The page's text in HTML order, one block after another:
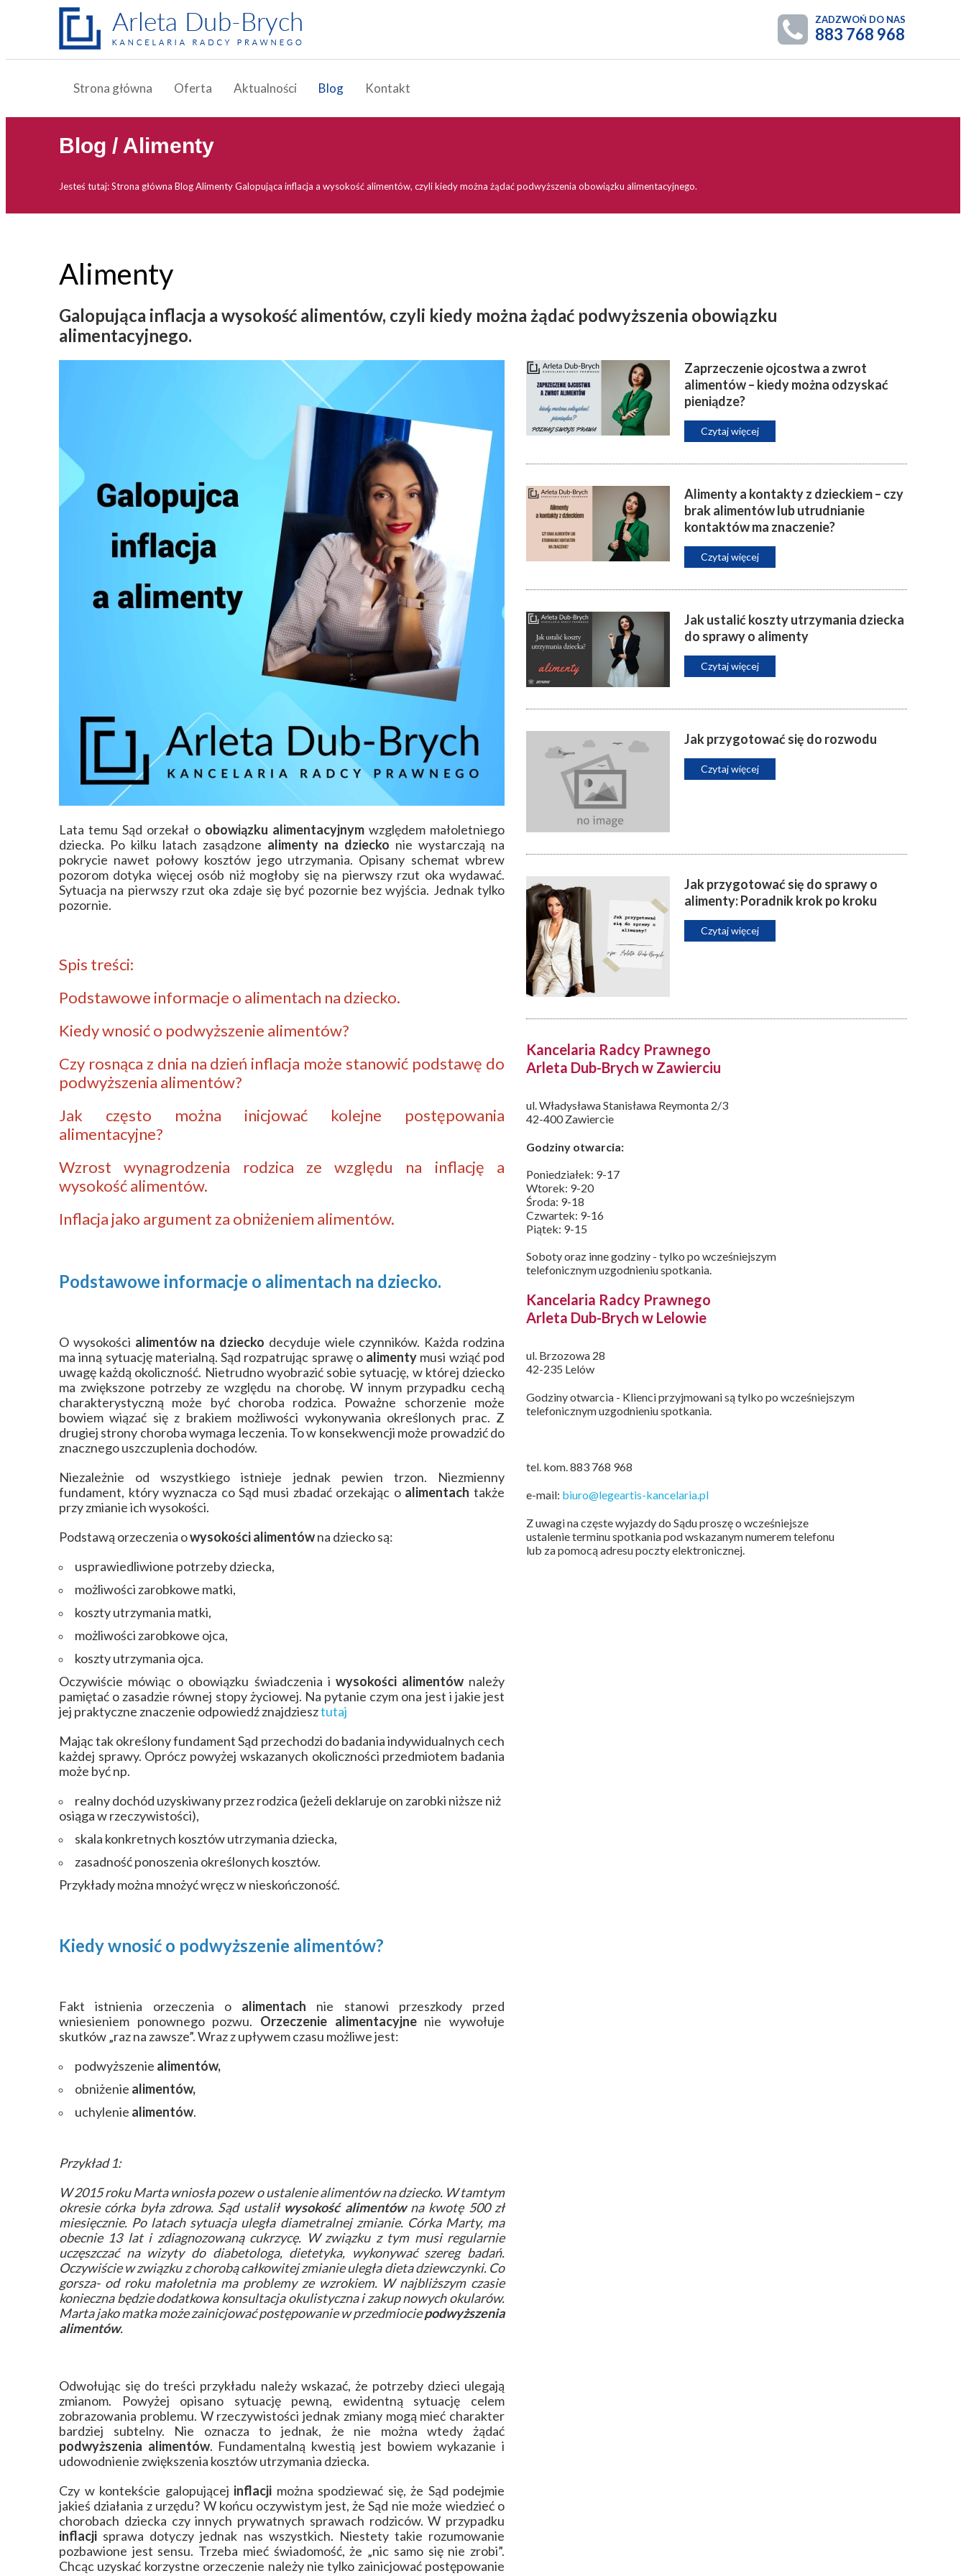
ZADZWOŃ DO NAS
883 768 968
Strona główna Oferta Aktualności Blog Kontakt
Blog / Alimenty
Jesteś tutaj:Strona główna BlogAlimentyGalopująca inflacja a wysokość alimentów, czyli kiedy można żądać podwyższenia obowiązku alimentacyjnego.
Alimenty
Galopująca inflacja a wysokość alimentów, czyli kiedy można żądać podwyższenia obowiązku
alimentacyjnego.
Lata temu Sąd orzekał o obowiązku alimentacyjnym względem małoletniego
dziecka. Po kilku latach zasądzone alimenty na dziecko nie wystarczają na
pokrycie nawet połowy kosztów jego utrzymania. Opisany schemat wbrew
pozorom dotyka więcej osób niż mogłoby się na pierwszy rzut oka wydawać.
Sytuacja na pierwszy rzut oka zdaje się być pozornie bez wyjścia. Jednak tylko
pozornie.
Spis treści:
Podstawowe informacje o alimentach na dziecko.
​​​​​​Kiedy wnosić o podwyższenie alimentów?
Czy rosnąca z dnia na dzień inflacja może stanowić podstawę do
podwyższenia alimentów?
Jak często można inicjować kolejne postępowania
alimentacyjne?
Wzrost wynagrodzenia rodzica ze względu na inflację a
wysokość alimentów.
Inflacja jako argument za obniżeniem alimentów.
Podstawowe informacje o alimentach na dziecko.
O wysokości alimentów na dziecko decyduje wiele czynników. Każda rodzina
ma inną sytuację materialną. Sąd rozpatrując sprawę o alimenty musi wziąć pod
uwagę każdą okoliczność. Nietrudno wyobrazić sobie sytuację, w której dziecko
ma zwiększone potrzeby ze względu na chorobę. W innym przypadku cechą
charakterystyczną może być choroba rodzica. Poważne schorzenie może
bowiem wiązać się z brakiem możliwości wykonywania określonych prac. Z
drugiej strony choroba wymaga leczenia. To w konsekwencji może prowadzić do
znacznego uszczuplenia dochodów.
Niezależnie od wszystkiego istnieje jednak pewien trzon. Niezmienny
fundament, który wyznacza co Sąd musi zbadać orzekając o alimentachtakże
przy zmianie ich wysokości.
Podstawą orzeczenia owysokości alimentówna dziecko są:
usprawiedliwione potrzeby dziecka,
możliwości zarobkowe matki,
koszty utrzymania matki,
możliwości zarobkowe ojca,
koszty utrzymania ojca.
Oczywiście mówiąc o obowiązku świadczenia i wysokości alimentównależy
pamiętać o zasadzie równej stopy życiowej. Na pytanie czym ona jest i jakie jest
jej praktyczne znaczenie odpowiedź znajdziesztutaj
Mając tak określony fundament Sąd przechodzi do badania indywidualnych cech
każdej sprawy. Oprócz powyżej wskazanych okoliczności przedmiotem badania
może być np.
realny dochód uzyskiwany przez rodzica (jeżeli deklaruje on zarobki niższe niż
osiąga w rzeczywistości),
skala konkretnych kosztów utrzymania dziecka,
zasadność ponoszenia określonych kosztów.
Przykłady można mnożyć wręcz w nieskończoność.
Kiedy wnosić o podwyższenie alimentów?
Fakt istnienia orzeczenia o alimentach nie stanowi przeszkody przed
wniesieniem ponownego pozwu. Orzeczenie alimentacyjnenie wywołuje
skutków „raz na zawsze”. Wraz z upływem czasu możliwe jest:
podwyższenie alimentów,
obniżenie alimentów,
uchylenie alimentów.
Przykład 1:
W 2015 roku Marta wniosła pozew o ustalenie alimentów na dziecko. W tamtym
okresie córka była zdrowa. Sąd ustalił wysokość alimentówna kwotę 500 zł
miesięcznie. Po latach sytuacja uległa diametralnej zmianie. Córka Marty, ma
obecnie 13 lat i zdiagnozowaną cukrzycę. W związku z tym musi regularnie
uczęszczać na wizyty do diabetologa, dietetyka, wykonywać szereg badań.
Oczywiście w związku z chorobą całkowitej zmianie uległa dieta dziewczynki. Co
gorsza- od roku małoletnia ma problemy ze wzrokiem. W najbliższym czasie
konieczna będzie dodatkowa konsultacja okulistyczna i zakup nowych okularów.
Marta jako matka może zainicjować postępowanie w przedmiociepodwyższenia
alimentów.
Odwołując się do treści przykładu należy wskazać, że potrzeby dzieci ulegają
zmianom. Powyżej opisano sytuację pewną, ewidentną sytuację celem
zobrazowania problemu. W rzeczywistości jednak zmiany mogą mieć charakter
bardziej subtelny. Nie oznacza to jednak, że nie można wtedy żądać
podwyższenia alimentów. Fundamentalną kwestią jest bowiem wykazanie i
udowodnienie zwiększenia kosztów utrzymania dziecka.
Czy w kontekście galopującej inflacji można spodziewać się, że Sąd podejmie
jakieś działania z urzędu? W końcu oczywistym jest, że Sąd nie może wiedzieć o
chorobach dziecka czy innych prywatnych sprawach rodziców. W przypadku
inflacji sprawa dotyczy jednak nas wszystkich. Niestety takie rozumowanie
pozbawione jest sensu. Trzeba mieć świadomość, że „nic samo się nie zrobi”.
Chcąc uzyskać korzystne orzeczenie należy nie tylko zainicjować postępowanie
Zaprzeczenie ojcostwa a zwrot
alimentów – kiedy można odzyskać
pieniądze?
Czytaj więcej
Alimenty a kontakty z dzieckiem – czy
brak alimentów lub utrudnianie
kontaktów ma znaczenie?
Czytaj więcej
Jak ustalić koszty utrzymania dziecka
do sprawy o alimenty
Czytaj więcej
Jak przygotować się do rozwodu
Czytaj więcej
Jak przygotować się do sprawy o
alimenty: Poradnik krok po kroku
Czytaj więcej
Kancelaria Radcy Prawnego
Arleta Dub-Brych w Zawierciu
ul. Władysława Stanisława Reymonta 2/3
42-400 Zawiercie
Godziny otwarcia:
Poniedziałek: 9-17
Wtorek: 9-20
Środa: 9-18
Czwartek: 9-16
Piątek: 9-15
Soboty oraz inne godziny - tylko po wcześniejszym
telefonicznym uzgodnieniu spotkania.
Kancelaria Radcy Prawnego
Arleta Dub-Brych w Lelowie
ul. Brzozowa 28
42-235 Lelów
Godziny otwarcia - Klienci przyjmowani są tylko po wcześniejszym
telefonicznym uzgodnieniu spotkania.
tel. kom. 883 768 968
e-mail: biuro@legeartis-kancelaria.pl
Z uwagi na częste wyjazdy do Sądu proszę o wcześniejsze
ustalenie terminu spotkania pod wskazanym numerem telefonu
lub za pomocą adresu poczty elektronicznej.